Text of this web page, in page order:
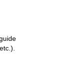
pratiquons nos
au milieu de
de l'air
une région où il